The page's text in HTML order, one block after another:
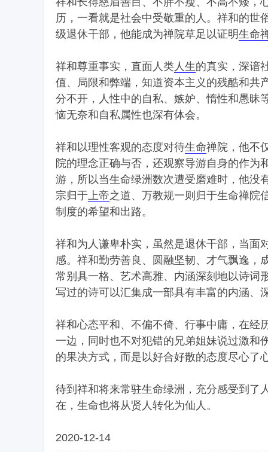
历，一看就是社会中受敬重的人。祥和的世
级退休干部，他能成为禅院草足以证明生命
祥和尊重事实，直面人类人生的真实，深谙
值、局限和弊端，知道资本主义的残酷和共
分不开，人性中的自私、嫉妒、惰性和愚昧
恼无奈和自私属性也深有体会。
祥和以理性客观的态度对待生命禅院，他不
院的理念正确与否，还观察导游自身的作
游，所以当生命绿洲数次遭受磨难时，他没
宗归于上帝之道、万教规一则归于生命禅院
制度的希望和出路。
祥和为人谦卑朴实，虽然是退休干部，当面
感。祥和勤劳善良、圆融坚韧、才气飘逸，
常别具一格、艺术高雅、内涵深刻地以诗词
写过的诗可以汇集成一部具有丰富的内涵、
祥和心态平和、不偏不倚、行事中庸，在经
一边，同时也不对犯错的兄弟姐妹说过激和
的果决方式，而是以好合好散的态度尽心了
待到祥和将来常驻生命绿洲，充分感受到了
在，生命也将从贤人转化为仙人。
2020-12-14